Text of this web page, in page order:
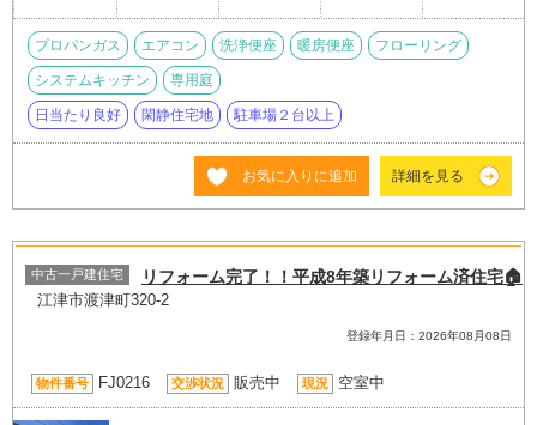
プロパンガス エアコン 洗浄便座 暖房便座 フローリング
システムキッチン 専用庭
日当たり良好 閑静住宅地 駐車場２台以上
お気に入りに追加 詳細を見る
中古一戸建住宅 リフォーム完了！！平成8年築リフォーム済住宅🏠
江津市渡津町320-2
登録年月日：2026年08月08日
物件番号 FJ0216 交渉状況 販売中 現況 空室中